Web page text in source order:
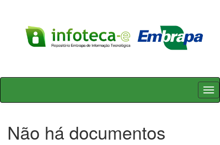
Skip
Não há documentos